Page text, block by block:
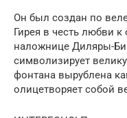
Он был создан по
Гирея в честь любви
наложнице Диляры-
символизирует
фонтана вырублена
олицетворяет собой